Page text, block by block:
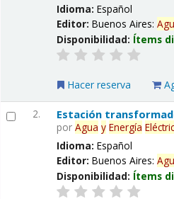
Idioma:Español
Editor:Buenos Aires:
Disponibilidad: Ítems
Hacer reserva
2. Estación
porAgua y Energía
Idioma:Español
Editor:Buenos Aires:
Disponibilidad: Ítems